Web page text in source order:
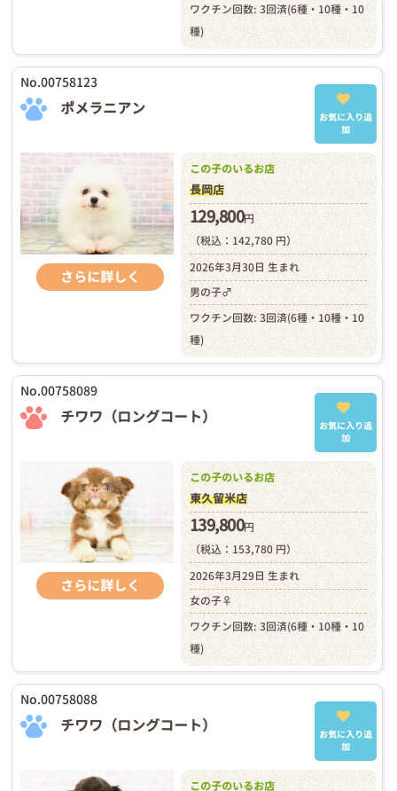
ワクチン回数: 3回済(6種・10種・10
種)
No.00758123
ポメラニアン
お気に入り追
加
さらに詳しく
この子のいるお店
長岡店
129,800円
（税込：142,780 円）
2026年3月30日 生まれ
男の子♂
ワクチン回数: 3回済(6種・10種・10
種)
No.00758089
チワワ（ロングコート）
お気に入り追
加
さらに詳しく
この子のいるお店
東久留米店
139,800円
（税込：153,780 円）
2026年3月29日 生まれ
女の子♀
ワクチン回数: 3回済(6種・10種・10
種)
No.00758088
チワワ（ロングコート）
お気に入り追
加
この子のいるお店